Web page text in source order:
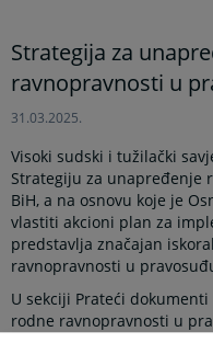
Strategija za
ravnopravnosti u
31.03.2025.
Visoki sudski i tužilački
Strategiju za unapređenje
BiH, a na osnovu koje je
vlastiti akcioni plan za
predstavlja značajan
ravnopravnosti u
U sekciji Prateći
rodne ravnopravnosti u